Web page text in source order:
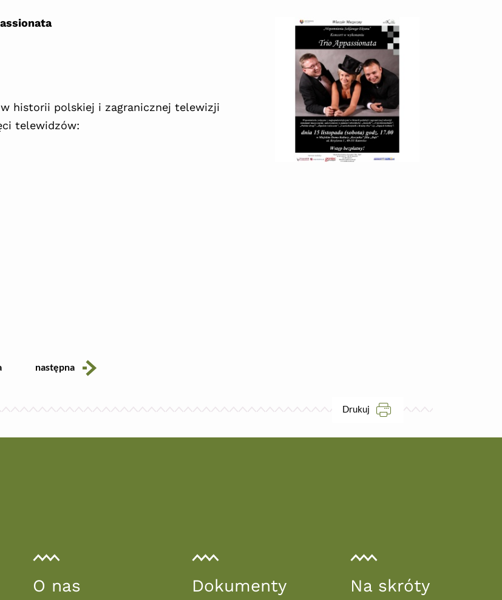
historii polskiej i zagranicznej telewizji
telewidzów:
następna
Drukuj ikona
O nas Dokumenty Na skróty